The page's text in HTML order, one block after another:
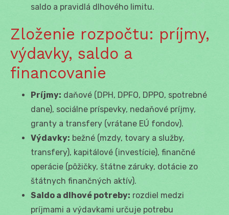
saldo a pravidlá dlhového limitu.
Zloženie rozpočtu: príjmy,
výdavky, saldo a
financovanie
Príjmy: daňové (DPH, DPFO, DPPO, spotrebné
dane), sociálne príspevky, nedaňové príjmy,
granty a transfery (vrátane EÚ fondov).
Výdavky: bežné (mzdy, tovary a služby,
transfery), kapitálové (investície), finančné
operácie (pôžičky, štátne záruky, dotácie zo
štátnych finančných aktív).
Saldo a dlhové potreby: rozdiel medzi
príjmami a výdavkami určuje potrebu